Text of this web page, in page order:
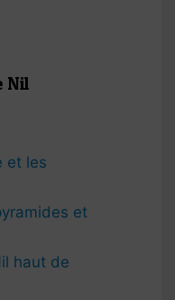
Nil
et les
et
haut de